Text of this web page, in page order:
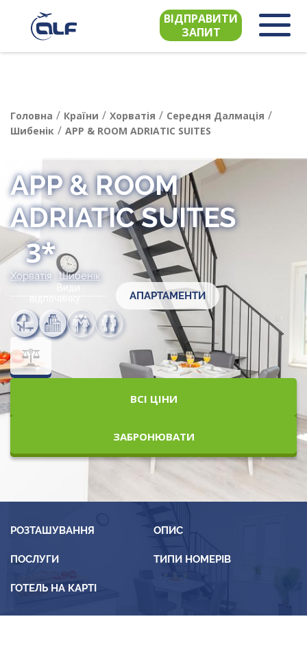
ВІДПРАВИТИ
ЗАПИТ
Головна / Країни / Хорватія / Середня Далмація /
Шибенік / APP & ROOM ADRIATIC SUITES
РОЗТАШУВАННЯ ОПИС
ПОСЛУГИ ТИПИ НОМЕРІВ
ГОТЕЛЬ НА КАРТІ
APP & ROOM
ADRIATIC SUITES
3*
Хорватія Шибенік
Види
АПАРТАМЕНТИ
ВСІ ЦІНИ
ЗАБРОНЮВАТИ